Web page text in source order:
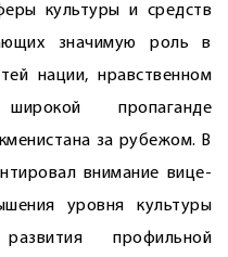
культуры и средств
значимую роль в
нации, нравственном
пропаганде
за рубежом. В
внимание вице-
уровня культуры
профильной